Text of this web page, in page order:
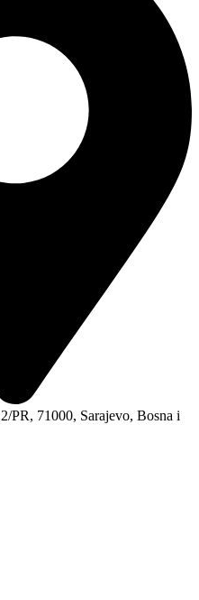
PR, 71000, Sarajevo, Bosna i